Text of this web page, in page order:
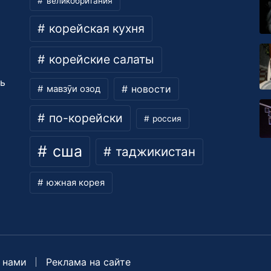
корейская кухня
корейские салаты
мавзӯи озод новости
по-корейски россия
сша таджикистан
южная корея
нами Реклама на сайте